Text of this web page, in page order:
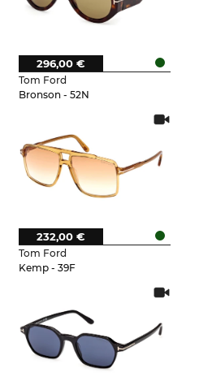
Tom Ford
Bronson - 52N
296,00 €
Tom Ford
Kemp - 39F
232,00 €